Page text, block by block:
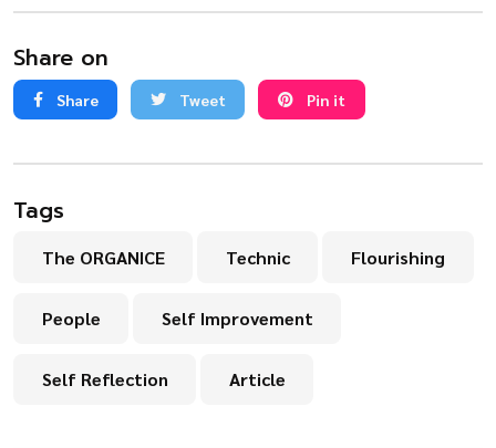
Share on
Share Tweet Pin it
Tags
The ORGANICE Technic Flourishing
People Self Improvement
Self Reflection Article